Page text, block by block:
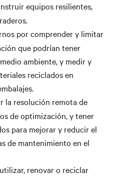
equipos resilientes,
por comprender y limitar
que podrían tener
ambiente, y medir y
reciclados en
la resolución remota de
de optimización, y tener
para mejorar y reducir el
de mantenimiento en el
renovar o reciclar